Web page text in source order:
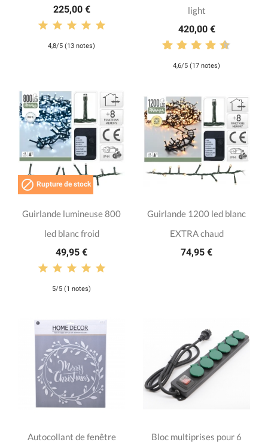
225,00 €
4,8/5 (13 notes)
light
420,00 €
4,6/5 (17 notes)
 Rupture de stock
Guirlande lumineuse 800
led blanc froid
49,95 €
5/5 (1 notes)
Guirlande 1200 led blanc
EXTRA chaud
74,95 €
Autocollant de fenêtre
Bloc multiprises pour 6